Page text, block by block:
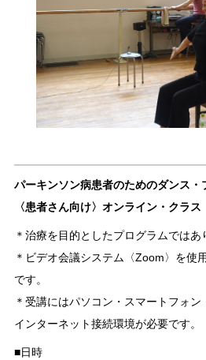
パーキンソン病患者のためのダンス・
〈患者さん向け〉オンライン・クラス
＊治療を目的としたプログラムではあ
＊ビデオ会議システム〈Zoom〉を使
です。
＊受講にはパソコン・スマートフォン
インターネット接続環境が必要です。
■日時